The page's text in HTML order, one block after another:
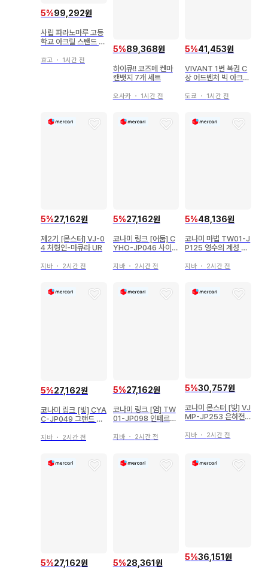
5%99,292원
사립 파라노마루 고등
학교 아크릴 스탠드 타
사요시 세트
효고 ・ 1시간 전
5%89,368원
하이큐!! 코즈메 켄마
캔뱃지 7개 세트
오사카・ 1시간 전
5%41,453원
VIVANT 1번 복권 C
상 어드벤처 빅 아크릴
도쿄 ・ 1시간 전
5%27,162원
제2기 [몬스터] VJ-0
4 처형인-마큐라 UR
지바 ・ 2시간 전
5%27,162원
코나미 링크 [어둠] C
YHO-JP046 사이버
지바・ 2시간 전
5%48,136원
코나미 마법 TW01-J
P125 영수의 계성 시
지바 ・ 2시간 전
5%27,162원
코나미 링크 [빛] CYA
C-JP049 그랜드 레
지바 ・ 2시간 전
5%27,162원
코나미 링크 [염] TW
01-JP098 인페르노
지바・ 2시간 전
5%30,757원
코나미 몬스터 [빛] VJ
MP-JP253 은하전
지바 ・ 2시간 전
5%27,162원 5%28,361원
5%36,151원